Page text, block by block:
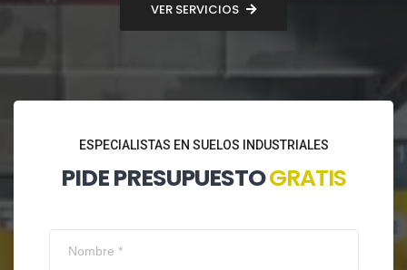
VER SERVICIOS
ESPECIALISTAS EN SUELOS INDUSTRIALES
PIDE PRESUPUESTOGRATIS